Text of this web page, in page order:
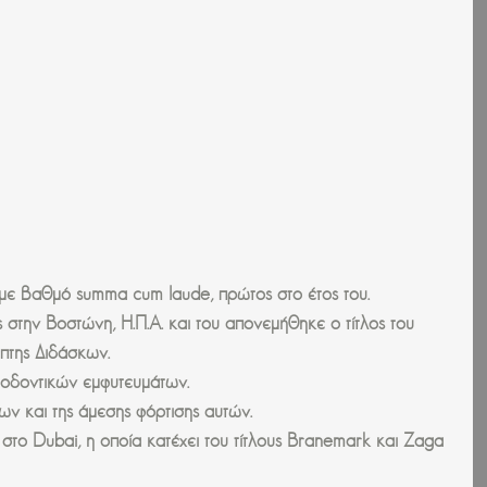
βαθμό summa cum laude, πρώτος στο έτος του.
Βοστώνη, Η.Π.Α. και του απονεμήθηκε ο τίτλος του
Διδάσκων.
εμφυτευμάτων.
και της άμεσης φόρτισης αυτών.
Dubai, η οποία κατέχει του τίτλους Branemark και Ζaga